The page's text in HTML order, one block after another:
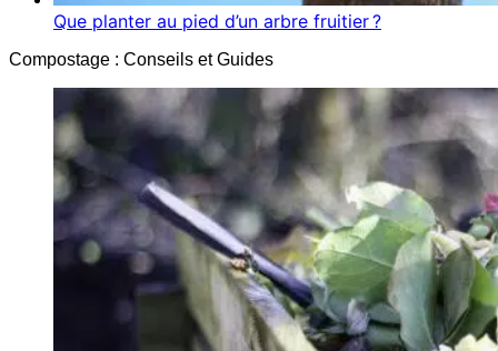
Que planter au pied d’un arbre fruitier ?
Compostage : Conseils et Guides